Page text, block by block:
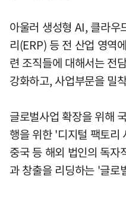
아울러 생성형 AI, 클라우
리(ERP) 등 전 산업 영역
련 조직들에 대해서는 전
강화하고, 사업부문을 밀
글로벌사업 확장을 위해
행을 위한 '디지털 팩토리
중국 등 해외 법인의 독자
과 창출을 리딩하는 '글로